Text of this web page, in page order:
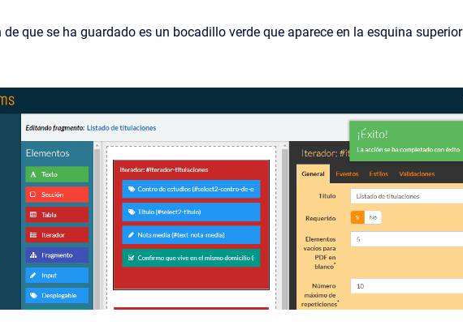
que se ha guardado es un bocadillo verde que aparece en la esquina superior